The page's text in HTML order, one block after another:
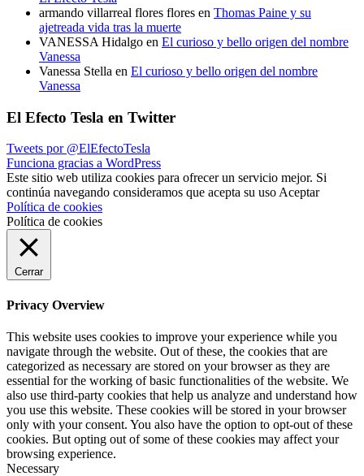
armando villarreal flores flores en Thomas Paine y su
ajetreada vida tras la muerte
VANESSA Hidalgo en El curioso y bello origen del nombre
Vanessa
Vanessa Stella en El curioso y bello origen del nombre
Vanessa
El Efecto Tesla en Twitter
Tweets por @ElEfectoTesla
Funciona gracias a WordPress
Este sitio web utiliza cookies para ofrecer un servicio mejor. Si
continúa navegando consideramos que acepta su uso Aceptar
Política de cookies
Política de cookies
Cerrar
Privacy Overview
This website uses cookies to improve your experience while you
navigate through the website. Out of these, the cookies that are
categorized as necessary are stored on your browser as they are
essential for the working of basic functionalities of the website. We
also use third-party cookies that help us analyze and understand how
you use this website. These cookies will be stored in your browser
only with your consent. You also have the option to opt-out of these
cookies. But opting out of some of these cookies may affect your
browsing experience.
Necessary